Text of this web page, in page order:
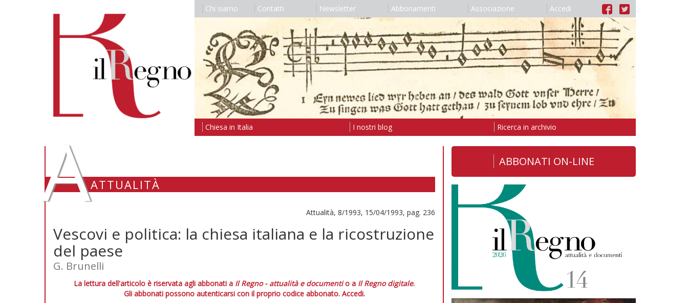
Chi siamo Contatti Newsletter Abbonamenti Associazione Accedi
Chiesa in Italia I nostri blog Ricerca in archivio
AATTUALITÀ
Attualità, 8/1993, 15/04/1993, pag. 236
Vescovi e politica: la chiesa italiana e la ricostruzione
del paese
G. Brunelli
La lettura dell'articolo è riservata agli abbonati a Il Regno - attualità e documentio a Il Regno digitale.
Gli abbonati possono autenticarsi con il proprio codice abbonato. Accedi.
ABBONATI ON-LINE